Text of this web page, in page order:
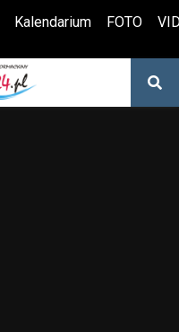
Kalendarium FOTO